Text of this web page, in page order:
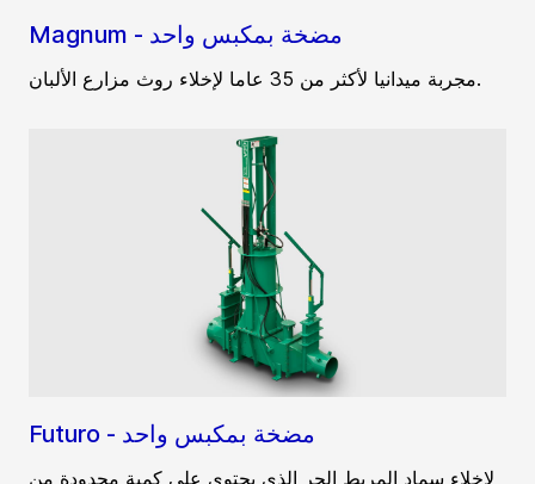
Magnum - مضخة بمكبس واحد
مجربة ميدانيا لأكثر من 35 عاما لإخلاء روث مزارع الألبان.
Futuro - مضخة بمكبس واحد
لإخلاء سماد المربط الحر الذي يحتوي على كمية محدودة من